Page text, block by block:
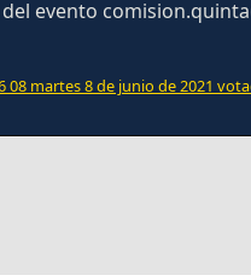
evento
martes 8 de junio de 2021